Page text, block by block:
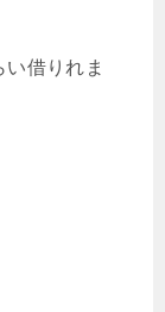
借りれま